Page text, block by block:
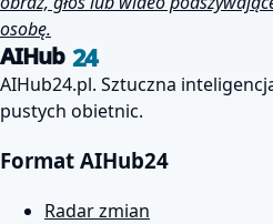
osobę.
AIHub 24
AIHub24.pl. Sztuczna
pustych obietnic.
Format AIHub24
Radar zmian